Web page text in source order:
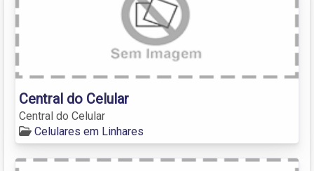
Central do Celular
Central do Celular
Celulares em Linhares